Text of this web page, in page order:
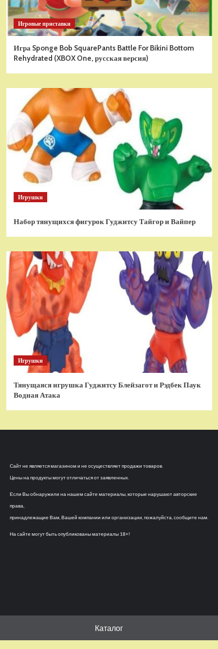
Игровые приставки
Игра Sponge Bob SquarePants Battle For Bikini Bottom
Rehydrated (XBOX One, русская версия)
Игрушки
Набор тянущихся фигурок Гуджитсу Тайгор и Вайпер
Игрушки
Тянущаяся игрушка Гуджитсу Блейзагот и Рэдбек Паук
Водная Атака
Сайт не является магазином и не осуществляет продажи товаров.
Цены на продукты могут отличаться от заявленных.
Если Вы обнаружили на нашем сайте материалы, которые нарушают авторские
права,
принадлежащие Вам, Вашей компании или организации, пожалуйста, сообщите нам.
На сайте могут быть опубликованы материалы 18+!
Каталог